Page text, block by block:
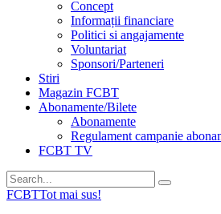
Concept
Informații financiare
Politici si angajamente
Voluntariat
Sponsori/Parteneri
Stiri
Magazin FCBT
Abonamente/Bilete
Abonamente
Regulament campanie
FCBT TV
FCBTTot mai sus!